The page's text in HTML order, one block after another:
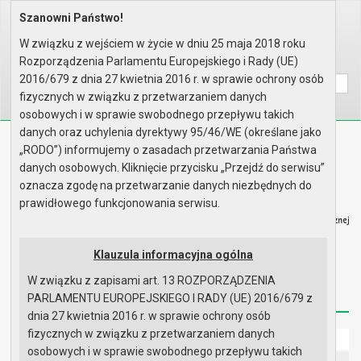
Home Organy Rada Miejska
Wyszukaj na stronie:
A AA
Biuletyn Informacji Publicznej
Urząd Miasta i Gminy w Gryfinie
Redakcja Instrukcja korzystania Dostępność
Strona główna
Szanowni Państwo!
W związku z wejściem w życie w dniu 25 maja 2018 roku
Rozporządzenia Parlamentu Europejskiego i Rady (UE)
2016/679 z dnia 27 kwietnia 2016 r. w sprawie ochrony osób
fizycznych w związku z przetwarzaniem danych
osobowych i w sprawie swobodnego przepływu takich
danych oraz uchylenia dyrektywy 95/46/WE (określane jako
„RODO”) informujemy o zasadach przetwarzania Państwa
danych osobowych. Kliknięcie przycisku „Przejdź do serwisu”
oznacza zgodę na przetwarzanie danych niezbędnych do
prawidłowego funkcjonowania serwisu.
Klauzula informacyjna ogólna
W związku z zapisami art. 13 ROZPORZĄDZENIA
PARLAMENTU EUROPEJSKIEGO I RADY (UE) 2016/679 z
dnia 27 kwietnia 2016 r. w sprawie ochrony osób
fizycznych w związku z przetwarzaniem danych
osobowych i w sprawie swobodnego przepływu takich